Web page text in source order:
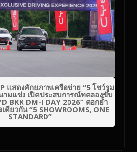
แสดงศักยภาพเครือข่าย “5 โชว์รูม
ามแข่ง เปิดประสบการณ์ทดลองขับ
BKK DM-I DAY 2026” ตอกย้ำ
ดียวกัน “5 SHOWROOMS, ONE
STANDARD”